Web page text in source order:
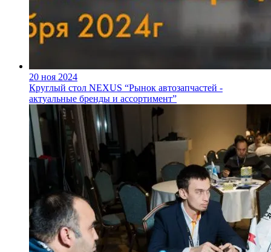
20 ноя 2024
Круглый стол NEXUS “Рынок автозапчастей -
актуальные бренды и ассортимент”